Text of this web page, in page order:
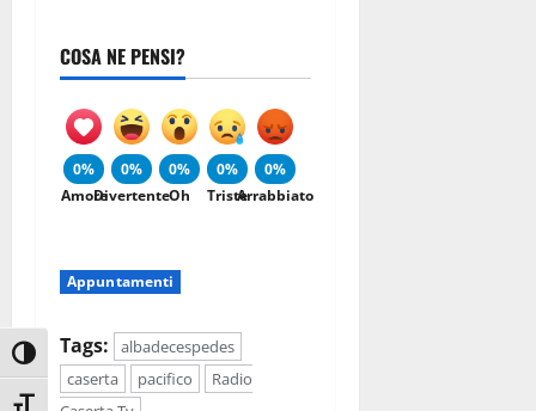
Attiva/disattiva alto contrasto
COSA NE PENSI?
0%
Amore
0%
Divertente
0%
Oh
0%
Triste
0%
Arrabbiato
Appuntamenti
Tags:
albadecespedes
caserta
pacifico
Radio